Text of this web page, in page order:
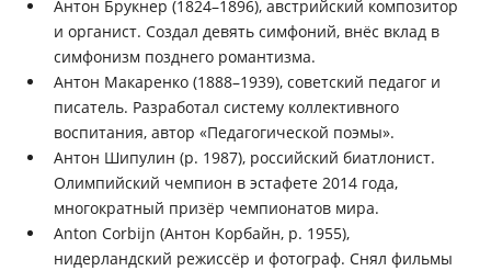
Антон Брукнер (1824–1896), австрийский композитор
и органист. Создал девять симфоний, внёс вклад в
симфонизм позднего романтизма.
Антон Макаренко (1888–1939), советский педагог и
писатель. Разработал систему коллективного
воспитания, автор «Педагогической поэмы».
Антон Шипулин (р. 1987), российский биатлонист.
Олимпийский чемпион в эстафете 2014 года,
многократный призёр чемпионатов мира.
Anton Corbijn (Антон Корбайн, р. 1955),
нидерландский режиссёр и фотограф. Снял фильмы